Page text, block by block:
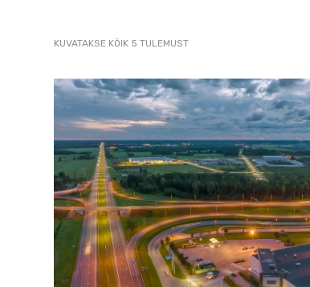
2007
droonilt,
lennukilt,
helikopterilt.
KUVATAKSE KÕIK 5 TULEMUSTSORTED
LATEST